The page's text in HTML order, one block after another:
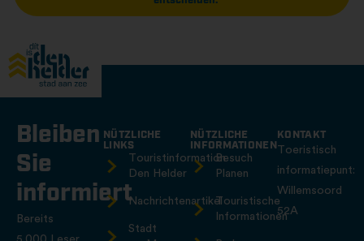
Bleiben
Sie
informiert
Bereits
NÜTZLICHE
LINKS
Touristinformation
Den Helder
Nachrichtenartikel
Stadt
NÜTZLICHE
INFORMATIONEN
Besuch
Planen
Touristische
Informationen
KONTAKT
Toeristisch
informatiepunt:
Willemsoord
52A